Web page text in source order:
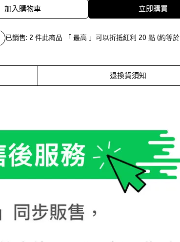
加入購物車 立即購買
已銷售: 2 件此商品 「 最高 」可以折抵紅利 20 點 (約等於
退換貨須知